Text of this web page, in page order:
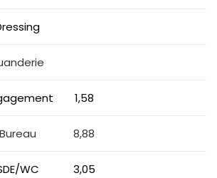
1,58
Bureau 8,88
WC 3,05